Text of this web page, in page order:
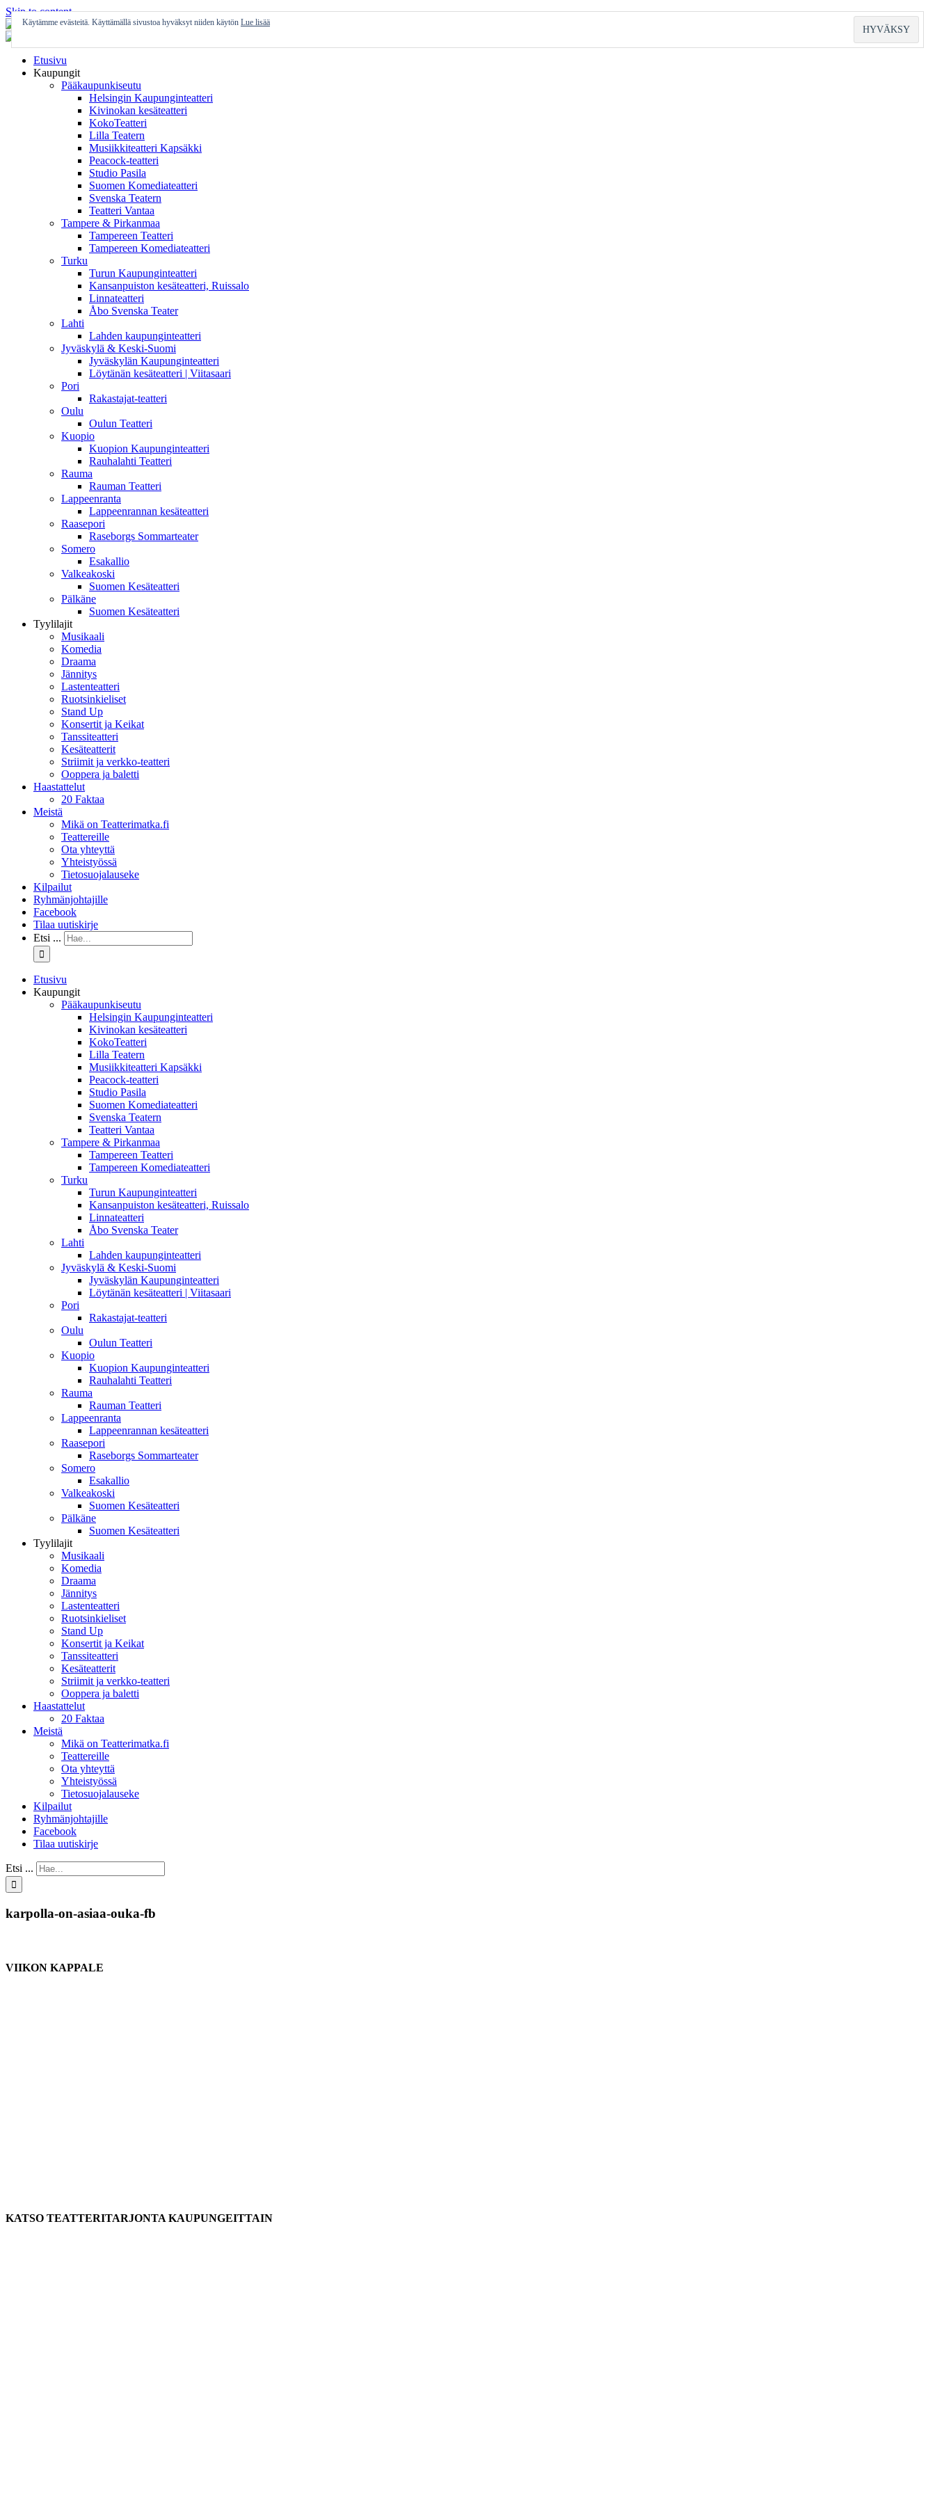
Skip to content
Etusivu
Kaupungit
Pääkaupunkiseutu
Helsingin Kaupunginteatteri
Kivinokan kesäteatteri
KokoTeatteri
Lilla Teatern
Musiikkiteatteri Kapsäkki
Peacock-teatteri
Studio Pasila
Suomen Komediateatteri
Svenska Teatern
Teatteri Vantaa
Tampere & Pirkanmaa
Tampereen Teatteri
Tampereen Komediateatteri
Turku
Turun Kaupunginteatteri
Kansanpuiston kesäteatteri, Ruissalo
Linnateatteri
Åbo Svenska Teater
Lahti
Lahden kaupunginteatteri
Jyväskylä & Keski-Suomi
Jyväskylän Kaupunginteatteri
Löytänän kesäteatteri | Viitasaari
Pori
Rakastajat-teatteri
Oulu
Oulun Teatteri
Kuopio
Kuopion Kaupunginteatteri
Rauhalahti Teatteri
Rauma
Rauman Teatteri
Lappeenranta
Lappeenrannan kesäteatteri
Raasepori
Raseborgs Sommarteater
Somero
Esakallio
Valkeakoski
Suomen Kesäteatteri
Pälkäne
Suomen Kesäteatteri
Tyylilajit
Musikaali
Komedia
Draama
Jännitys
Lastenteatteri
Ruotsinkieliset
Stand Up
Konsertit ja Keikat
Tanssiteatteri
Kesäteatterit
Striimit ja verkko-teatteri
Ooppera ja baletti
Haastattelut
20 Faktaa
Meistä
Mikä on Teatterimatka.fi
Teattereille
Ota yhteyttä
Yhteistyössä
Tietosuojalauseke
Kilpailut
Ryhmänjohtajille
Facebook
Tilaa uutiskirje
Etsi ...
Etusivu
Kaupungit
Pääkaupunkiseutu
Helsingin Kaupunginteatteri
Kivinokan kesäteatteri
KokoTeatteri
Lilla Teatern
Musiikkiteatteri Kapsäkki
Peacock-teatteri
Studio Pasila
Suomen Komediateatteri
Svenska Teatern
Teatteri Vantaa
Tampere & Pirkanmaa
Tampereen Teatteri
Tampereen Komediateatteri
Turku
Turun Kaupunginteatteri
Kansanpuiston kesäteatteri, Ruissalo
Linnateatteri
Åbo Svenska Teater
Lahti
Lahden kaupunginteatteri
Jyväskylä & Keski-Suomi
Jyväskylän Kaupunginteatteri
Löytänän kesäteatteri | Viitasaari
Pori
Rakastajat-teatteri
Oulu
Oulun Teatteri
Kuopio
Kuopion Kaupunginteatteri
Rauhalahti Teatteri
Rauma
Rauman Teatteri
Lappeenranta
Lappeenrannan kesäteatteri
Raasepori
Raseborgs Sommarteater
Somero
Esakallio
Valkeakoski
Suomen Kesäteatteri
Pälkäne
Suomen Kesäteatteri
Tyylilajit
Musikaali
Komedia
Draama
Jännitys
Lastenteatteri
Ruotsinkieliset
Stand Up
Konsertit ja Keikat
Tanssiteatteri
Kesäteatterit
Striimit ja verkko-teatteri
Ooppera ja baletti
Haastattelut
20 Faktaa
Meistä
Mikä on Teatterimatka.fi
Teattereille
Ota yhteyttä
Yhteistyössä
Tietosuojalauseke
Kilpailut
Ryhmänjohtajille
Facebook
Tilaa uutiskirje
Etsi ...
karpolla-on-asiaa-ouka-fb
VIIKON KAPPALE
KATSO TEATTERITARJONTA KAUPUNGEITTAIN
Käytämme evästeitä. Käyttämällä sivustoa hyväksyt niiden käytön Lue lisää